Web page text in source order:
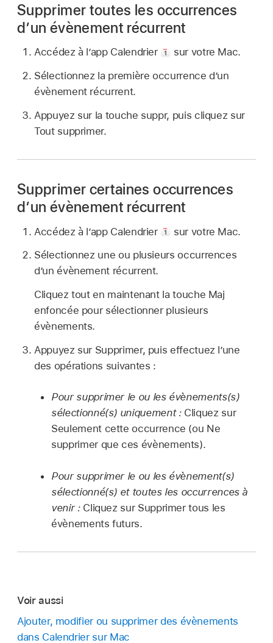
Supprimer toutes les occurrences
d’un évènement récurrent
Accédez à lʼapp Calendrier
sur votre Mac.
Sélectionnez la première occurrence d’un
évènement récurrent.
Appuyez sur la touche suppr, puis cliquez sur
Tout supprimer.
Supprimer certaines occurrences
d’un évènement récurrent
Accédez à lʼapp Calendrier
sur votre Mac.
Sélectionnez une ou plusieurs occurrences
d’un évènement récurrent.
Cliquez tout en maintenant la touche Maj
enfoncée pour sélectionner plusieurs
évènements.
Appuyez sur Supprimer, puis effectuez l’une
des opérations suivantes :
Pour supprimer le ou les évènements(s)
sélectionné(s) uniquement :Cliquez sur
Seulement cette occurrence (ou Ne
supprimer que ces évènements).
Pour supprimer le ou les évènement(s)
sélectionné(s) et toutes les occurrences à
venir :Cliquez sur Supprimer tous les
évènements futurs.
Voir aussi
Ajouter, modifier ou supprimer des évènements
dans Calendrier sur Mac